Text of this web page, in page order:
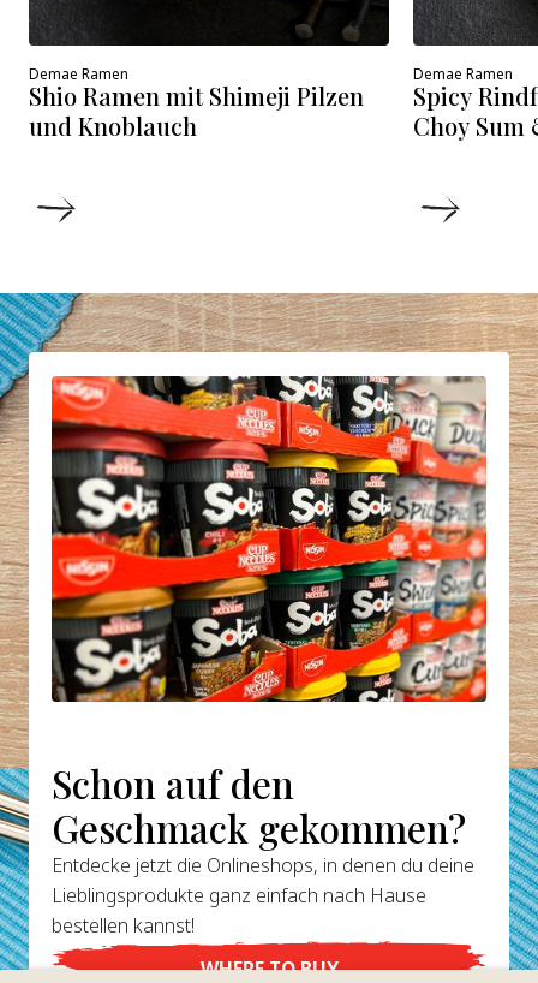
Demae Ramen
Shio Ramen mit Shimeji Pilzen
und Knoblauch
Demae Ramen
Spicy
Choy Sum
Schon auf den
Geschmack gekommen?
Entdecke jetzt die Onlineshops, in denen du deine
Lieblingsprodukte ganz einfach nach Hause
bestellen kannst!
WHERE TO BUY